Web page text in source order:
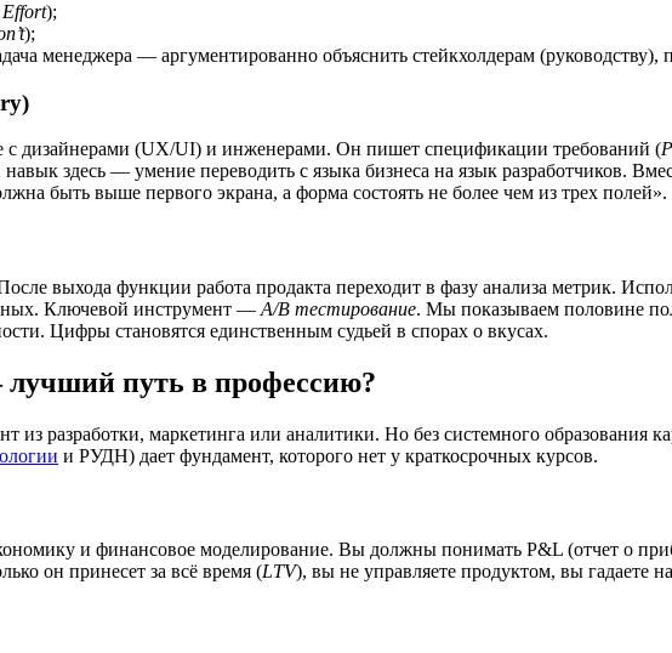
Effort);
);
менеджера — аргументированно объяснить стейкхолдерам
с дизайнерами (UX/UI) и инженерами. Он пишет спецификации требований (
здесь — умение переводить с языка бизнеса на язык разработчиков.
быть выше первого экрана, а форма состоять не более чем из трех полей».
выхода функции работа продакта переходит в фазу анализа метрик.
Ключевой инструмент — A/B тестирование. Мы показываем половине
Цифры становятся единственным судьей в спорах о вкусах.
путь в профессию?
из разработки, маркетинга или аналитики. Но без системного образования
и РУДН) дает фундамент, которого нет у краткосрочных курсов.
и финансовое моделирование. Вы должны понимать P&L (отчет о
он принесет за всё время (LTV), вы не управляете продуктом, вы гадаете